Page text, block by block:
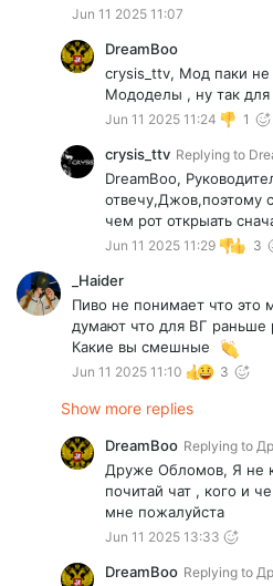
Jun 11 2025 11:07
DreamBoo
crysis_ttv, Мод паки
Мододелы , ну так
Jun 11 2025 11:24 1
crysis_ttv Replying to
DreamBoo,
отвечу,Джов,поэтому
чем рот открыать
Jun 11 2025 11:29 3
_Haider
Пиво не понимает что это
думают что для ВГ раньше
Какие вы смешные
Jun 11 2025 11:10 3
Show more replies
DreamBoo Replying to
Друже Обломов, Я не
почитай чат , кого и
мне пожалуйста
Jun 11 2025 13:33
DreamBoo Replying to